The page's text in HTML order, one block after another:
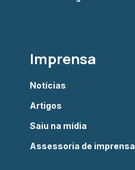
Imprensa
Notícias
Artigos
Saiu na mídia
Assessoria de imprensa